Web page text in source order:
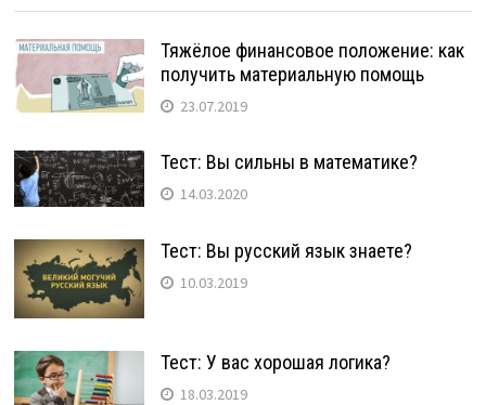
Тяжёлое финансовое положение: как
получить материальную помощь
23.07.2019
Тест: Вы сильны в математике?
14.03.2020
Тест: Вы русский язык знаете?
10.03.2019
Тест: У вас хорошая логика?
18.03.2019